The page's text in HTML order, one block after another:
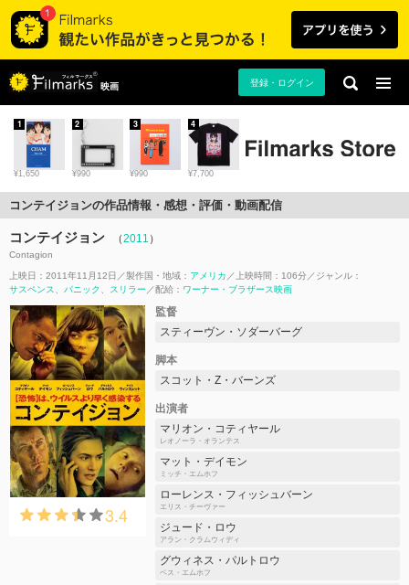
映画 登録・ログイン
¥1,650
1
¥990
2
¥990
3
¥7,700
4
コンテイジョンの作品情報・感想・評価・動画配信
コンテイジョン （2011 ）
Contagion
上映日：2011年11月12日 製作国・地域： アメリカ 上映時間：106分
ジャンル：
サスペンス
パニック スリラー 配給： ワーナー・ブラザース映画
3.4
監督
スティーヴン・ソダーバーグ
脚本
スコット・Z・バーンズ
出演者
マリオン・コティヤール
レオノーラ・オランテス
マット・デイモン
ミッチ・エムホフ
ローレンス・フィッシュバーン
エリス・チーヴァー
ジュード・ロウ
アラン・クラムウィディ
グウィネス・パルトロウ
ベス・エムホフ